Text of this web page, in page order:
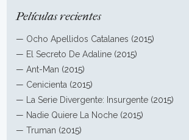
Películas recientes
— Ocho Apellidos Catalanes (2015)
— El Secreto De Adaline (2015)
—Ant-Man (2015)
— Cenicienta (2015)
—
La Serie Divergente: Insurgente (2015)
— Nadie Quiere La Noche (2015)
—Truman (2015)